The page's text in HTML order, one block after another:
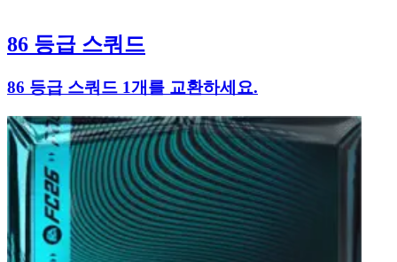
86 등급 스쿼드
86 등급 스쿼드 1개를 교환하세요.